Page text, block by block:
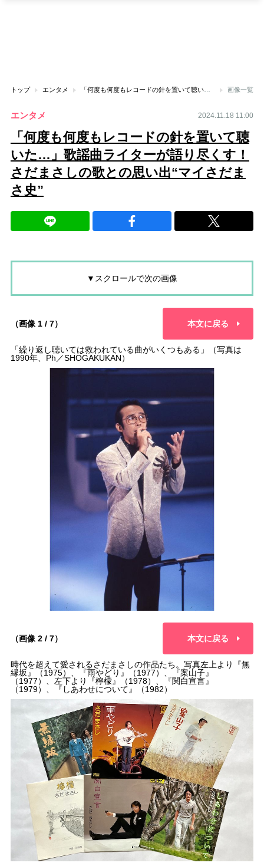
トップ エンタメ 「何度も何度もレコードの針を置いて聴いた…」歌謡曲ライターが語り尽くす！さだまさしの歌との思い出“マイさだまさ史” 画像一覧
エンタメ 2024.11.18 11:00
「何度も何度もレコードの針を置いて聴
いた…」歌謡曲ライターが語り尽くす！
さだまさしの歌との思い出“マイさだま
さ史”
▼スクロールで次の画像
（画像 1 / 7） 本文に戻る
「繰り返し聴いては救われている曲がいくつもある」（写真は
1990年、Ph／SHOGAKUKAN）
（画像 2 / 7） 本文に戻る
時代を超えて愛されるさだまさしの作品たち。写真左上より『無
縁坂』（1975）、『雨やどり』（1977）、『案山子』
（1977）、左下より『檸檬』（1978）、『関白宣言』
（1979）、『しあわせについて』（1982）